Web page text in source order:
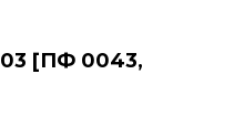
03 [ПФ 0043,